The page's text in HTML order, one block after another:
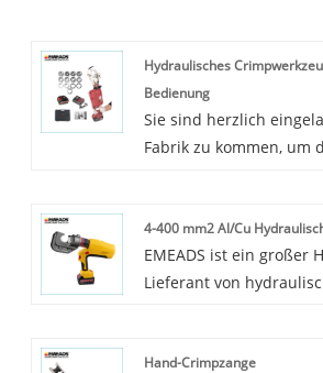
Hydraulisches
Bedienung
Sie sind herzlich
Fabrik zu kommen, um
kaufen. Als
hochwertigen
verfügen wir über eine
EMEADS mit einfacher
4-400 mm2 Al/Cu
EMEADS ist ein großer
Lieferant von
Stanzen, Wagenhebern
Hand-Crimpzange